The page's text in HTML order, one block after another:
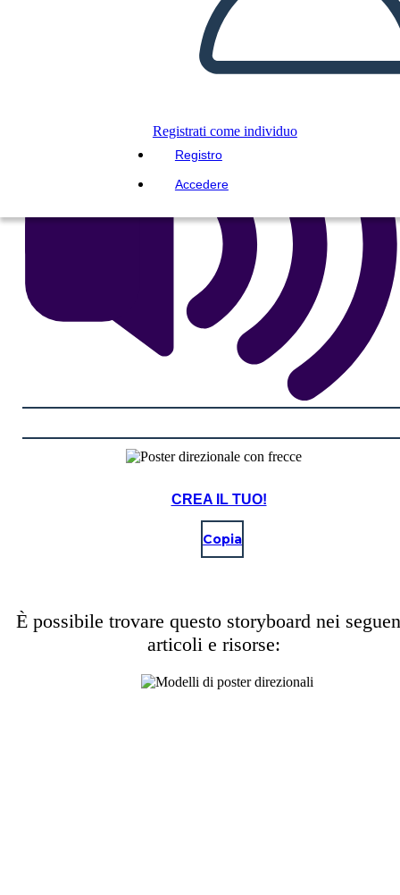
Registrati come individuo
Registro
Accedere
RIPRODURRE LA PRESENTAZIONE
LEGGIMI
CREA IL TUO!
Copia
È possibile trovare questo storyboard nei
articoli e risorse: